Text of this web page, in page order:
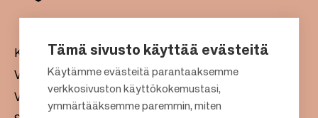
Kauppakeskukset
Vuokraus
Vastuullisuus
Tämä sivusto käyttää evästeitä
Käytämme evästeitä parantaaksemme
verkkosivuston käyttökokemustasi,
ymmärtääksemme paremmin, miten